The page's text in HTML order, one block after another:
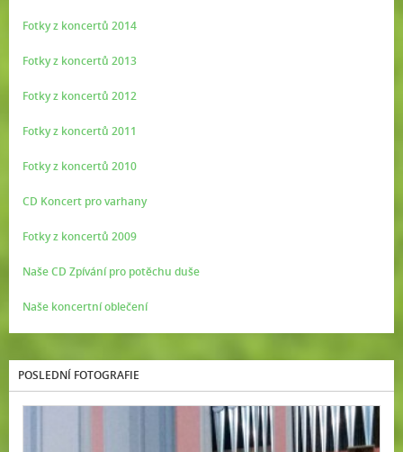
Fotky z koncertů 2014
Fotky z koncertů 2013
Fotky z koncertů 2012
Fotky z koncertů 2011
Fotky z koncertů 2010
CD Koncert pro varhany
Fotky z koncertů 2009
Naše CD Zpívání pro potěchu duše
Naše koncertní oblečení
POSLEDNÍ FOTOGRAFIE